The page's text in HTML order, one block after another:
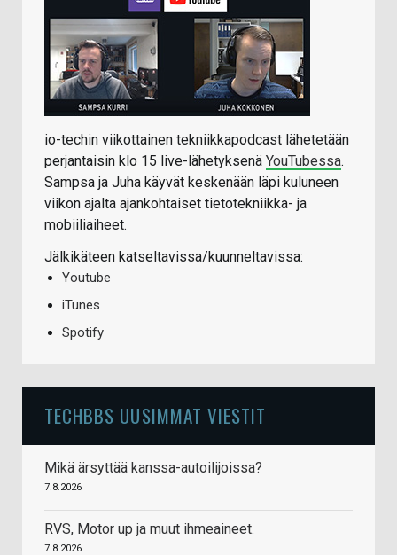
io-techin viikottainen tekniikkapodcast lähetetään
perjantaisin klo 15 live-lähetyksenä YouTubessa.
Sampsa ja Juha käyvät keskenään läpi kuluneen
viikon ajalta ajankohtaiset tietotekniikka- ja
mobiiliaiheet.
Jälkikäteen katseltavissa/kuunneltavissa:
Youtube
iTunes
Spotify
TECHBBS UUSIMMAT VIESTIT
Mikä ärsyttää kanssa-autoilijoissa?
7.8.2026
RVS, Motor up ja muut ihmeaineet.
7.8.2026